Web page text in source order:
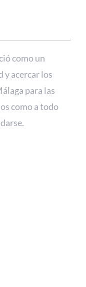
como un
y acercar los
para las
como a todo